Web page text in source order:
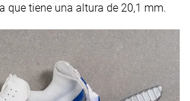
que tiene una altura de 20,1 mm.